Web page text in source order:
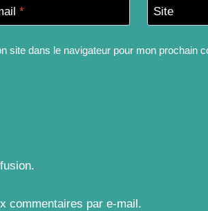
* Site
site dans le navigateur pour mon prochain
commentaires par e-mail.